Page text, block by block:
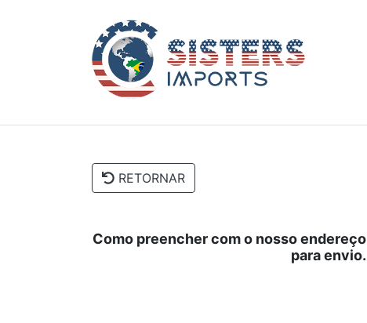
RETORNAR
Como preencher com o nosso endereço
para envio.